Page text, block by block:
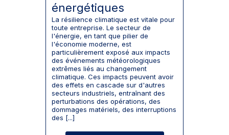
énergétiques
La résilience climatique est vitale pour
toute entreprise. Le secteur de
l'énergie, en tant que pilier de
l'économie moderne, est
particulièrement exposé aux impacts
des événements météorologiques
extrêmes liés au changement
climatique. Ces impacts peuvent avoir
des effets en cascade sur d'autres
secteurs industriels, entraînant des
perturbations des opérations, des
dommages matériels, des interruptions
des [...]